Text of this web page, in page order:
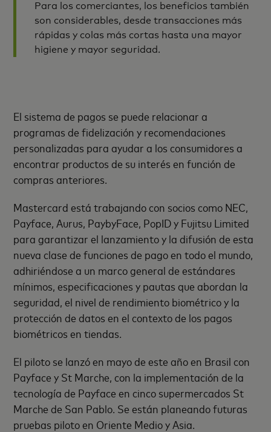
Para los comerciantes, los beneficios también
son considerables, desde transacciones más
rápidas y colas más cortas hasta una mayor
higiene y mayor seguridad.
El sistema de pagos se puede relacionar a
programas de fidelización y recomendaciones
personalizadas para ayudar a los consumidores a
encontrar productos de su interés en función de
compras anteriores.
Mastercard está trabajando con socios como NEC,
Payface, Aurus, PaybyFace, PopID y Fujitsu Limited
para garantizar el lanzamiento y la difusión de esta
nueva clase de funciones de pago en todo el mundo,
adhiriéndose a un marco general de estándares
mínimos, especificaciones y pautas que abordan la
seguridad, el nivel de rendimiento biométrico y la
protección de datos en el contexto de los pagos
biométricos en tiendas.
El piloto se lanzó en mayo de este año en Brasil con
Payface y St Marche, con la implementación de la
tecnología de Payface en cinco supermercados St
Marche de San Pablo. Se están planeando futuras
pruebas piloto en Oriente Medio y Asia.